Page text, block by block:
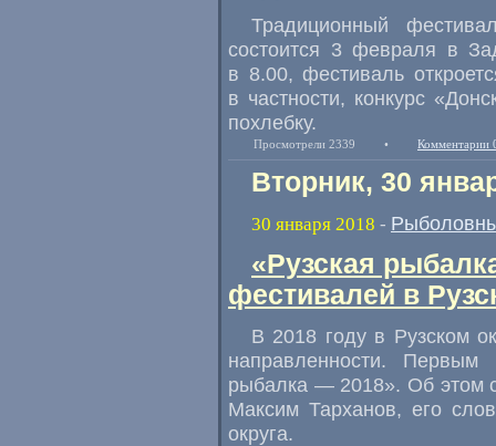
Традиционный
состоится 3 февраля в
в 8.00, фестиваль
в частности, конкурс «
похлебку.
Просмотрели 2339 • Комментарии
Вторник, 30
30 января 2018 -
«Рузская
фестивалей в
В 2018 году в Рузском
направленности.
рыбалка — 2018». Об этом
Максим Тарханов, его
округа.